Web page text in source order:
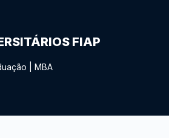
FIAP
MBA